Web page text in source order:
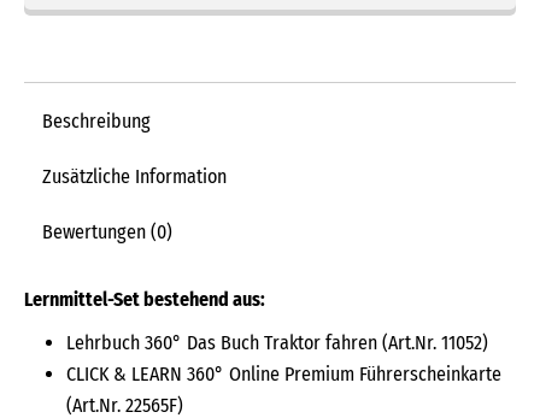
Beschreibung
Zusätzliche Information
Bewertungen (0)
Lernmittel-Set bestehend aus:
Lehrbuch 360° Das Buch Traktor fahren (Art.Nr. 11052)
CLICK & LEARN 360° Online Premium Führerscheinkarte
(Art.Nr. 22565F)